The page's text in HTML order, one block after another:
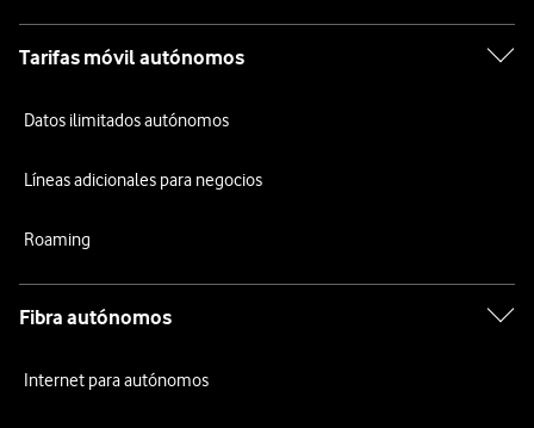
Negro
252
€/mesx
Móvil
Tarifas móvil autónomos
Datos ilimitados autónomos
Líneas adicionales para negocios
Roaming
Fibra autónomos
Internet para autónomos